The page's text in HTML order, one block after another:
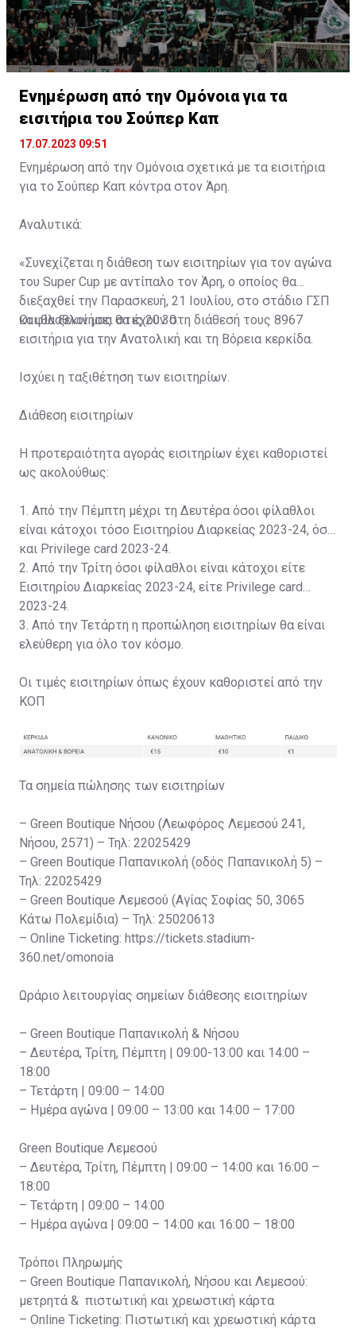
Ενημέρωση από την Ομόνοια για τα
εισιτήρια του Σούπερ Καπ
17.07.2023 09:51
Ενημέρωση από την Ομόνοια σχετικά με τα εισιτήρια
για το Σούπερ Καπ κόντρα στον Άρη.
Αναλυτικά:
«Συνεχίζεται η διάθεση των εισιτηρίων για τον αγώνα
του Super Cup με αντίπαλο τον Άρη, ο οποίος θα
διεξαχθεί την Παρασκευή, 21 Ιουλίου, στο στάδιο ΓΣΠ
και θα ξεκινήσει στις 20:30.
Οι φίλαθλοί μας θα έχουν στη διάθεσή τους 8967
εισιτήρια για την Ανατολική και τη Βόρεια κερκίδα.
Ισχύει η ταξιθέτηση των εισιτηρίων.
Διάθεση εισιτηρίων
Η προτεραιότητα αγοράς εισιτηρίων έχει καθοριστεί
ως ακολούθως:
1. Από την Πέμπτη μέχρι τη Δευτέρα όσοι φίλαθλοι
είναι κάτοχοι τόσο Εισιτηρίου Διαρκείας 2023-24, όσο
και Privilege card 2023-24.
2. Από την Τρίτη όσοι φίλαθλοι είναι κάτοχοι είτε
Εισιτηρίου Διαρκείας 2023-24, είτε Privilege card
2023-24.
3. Από την Τετάρτη η προπώληση εισιτηρίων θα είναι
ελεύθερη για όλο τον κόσμο.
Οι τιμές εισιτηρίων όπως έχουν καθοριστεί από την
ΚΟΠ
Τα σημεία πώλησης των εισιτηρίων
– Green Boutique Νήσου (Λεωφόρος Λεμεσού 241,
Νήσου, 2571) – Τηλ: 22025429
– Green Boutique Παπανικολή (οδός Παπανικολή 5) –
Τηλ: 22025429
– Green Boutique Λεμεσού (Αγίας Σοφίας 50, 3065
Κάτω Πολεμίδια) – Τηλ: 25020613
– Online Ticketing: https://tickets.stadium-
360.net/omonoia
Ωράριο λειτουργίας σημείων διάθεσης εισιτηρίων
– Green Boutique Παπανικολή & Νήσου
– Δευτέρα, Τρίτη, Πέμπτη | 09:00-13:00 και 14:00 –
18:00
– Τετάρτη | 09:00 – 14:00
– Ημέρα αγώνα | 09:00 – 13:00 και 14:00 – 17:00
Green Boutique Λεμεσού
– Δευτέρα, Τρίτη, Πέμπτη | 09:00 – 14:00 και 16:00 –
18:00
– Τετάρτη | 09:00 – 14:00
– Ημέρα αγώνα | 09:00 – 14:00 και 16:00 – 18:00
Τρόποι Πληρωμής
– Green Boutique Παπανικολή, Νήσου και Λεμεσού:
μετρητά & πιστωτική και χρεωστική κάρτα
– Online Ticketing: Πιστωτική και χρεωστική κάρτα